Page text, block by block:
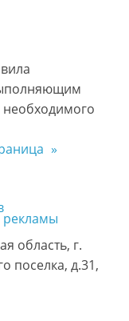
»
область, г.
поселка, д.31,